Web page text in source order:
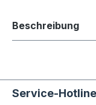
Beschreibung
Service-Hotline